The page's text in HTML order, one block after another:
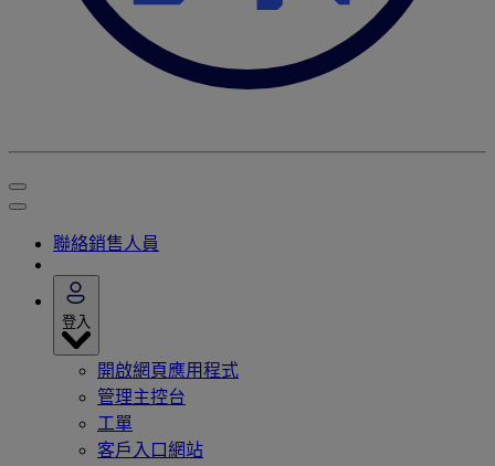
聯絡銷售人員
登入
開啟網頁應用程式
管理主控台
工單
客戶入口網站